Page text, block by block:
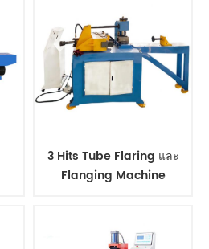
3 Hits Tube Flaring และ
Flanging Machine